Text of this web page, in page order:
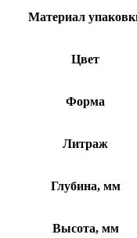
Материал
Цвет
Форма
Литраж
Глубина, мм
Высота, мм